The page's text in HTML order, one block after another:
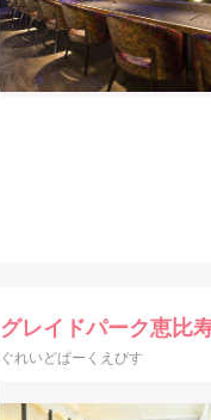
グレイドパーク恵比
ぐれいどぱーくえびす